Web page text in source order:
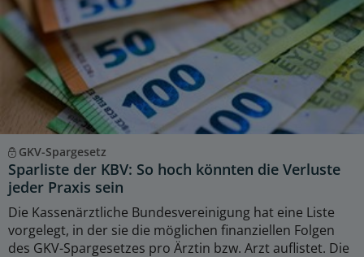
GKV-Spargesetz
Sparliste der KBV: So hoch könnten die Verluste
jeder Praxis sein
Die Kassenärztliche Bundesvereinigung hat eine Liste
vorgelegt, in der sie die möglichen finanziellen Folgen
des GKV-Spargesetzes pro Ärztin bzw. Arzt auflistet. Die